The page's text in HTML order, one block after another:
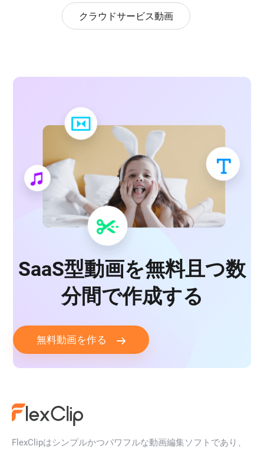
クラウドサービス動画
SaaS型動画を無料且つ数
分間で作成する
無料動画を作る
FlexClipはシンプルかつパワフルな動画編集ソフトであり、